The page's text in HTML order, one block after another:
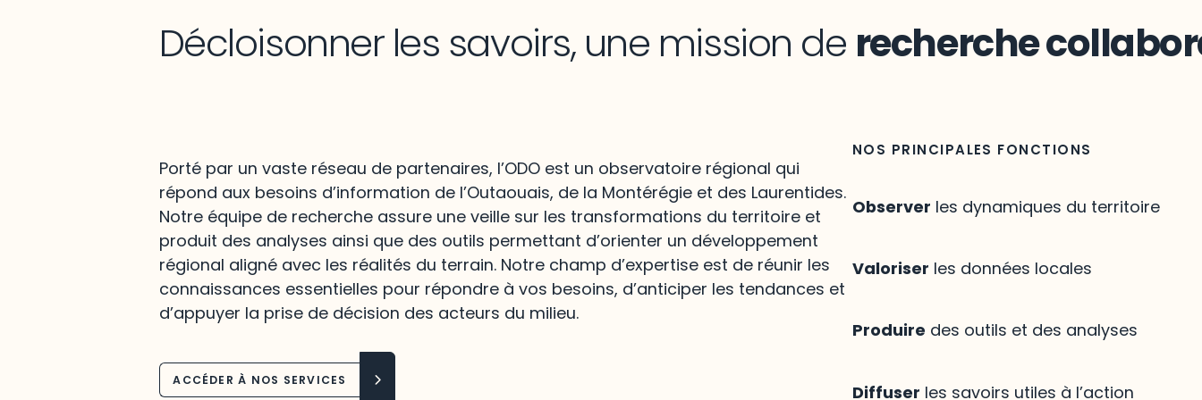
Décloisonner les savoirs, une mission de recherche
Porté par un vaste réseau de partenaires, l’ODO est un observatoire régional qui
répond aux besoins d’information de l’Outaouais, de la Montérégie et des Laurentides.
Notre équipe de recherche assure une veille sur les transformations du territoire et
produit des analyses ainsi que des outils permettant d’orienter un développement
régional aligné avec les réalités du terrain. Notre champ d’expertise est de réunir les
connaissances essentielles pour répondre à vos besoins, d’anticiper les tendances et
d’appuyer la prise de décision des acteurs du milieu.
ACCÉDER À NOS SERVICES
NOS PRINCIPALES FONCTIONS
Observer les dynamiques du territoire
Valoriser les données locales
Produire des outils et des analyses
Diffuser les savoirs utiles à l’action